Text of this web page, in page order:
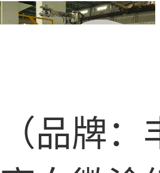
（品牌：